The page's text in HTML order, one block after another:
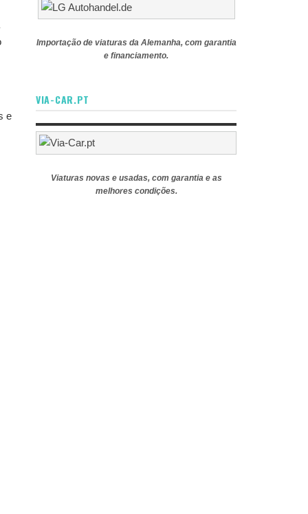
e
Importação de viaturas da Alemanha, com garantia
e financiamento.
VIA-CAR.PT
Viaturas novas e usadas, com garantia e as
melhores condições.